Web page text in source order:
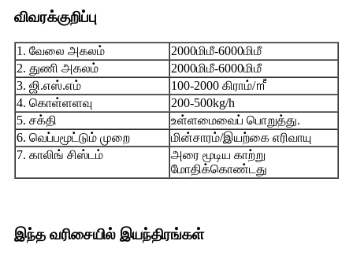
விவரக்குறிப்பு
1. வேலை அகலம்
2000மிமீ-6000மிமீ
2. துணி அகலம்
2000மிமீ-6000மிமீ
3. ஜி.எஸ்.எம்
100-2000 கிராம்/㎡
4. கொள்ளளவு
200-500kg/h
5. சக்தி
உள்ளமைவைப் பொறுத்து.
6. வெப்பமூட்டும் முறை
மின்சாரம்/இயற்கை எரிவாயு
7. காலிங் சிஸ்டம்
அரை மூடிய காற்று
மோதிக்கொண்டது
இந்த வரிசையில் இயந்திரங்கள்